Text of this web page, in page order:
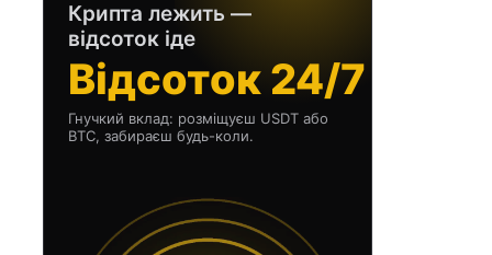
Крипта лежить —
відсоток іде
Відсоток 24/7
Гнучкий вклад: розміщуєш USDT або
BTC, забираєш будь-коли.